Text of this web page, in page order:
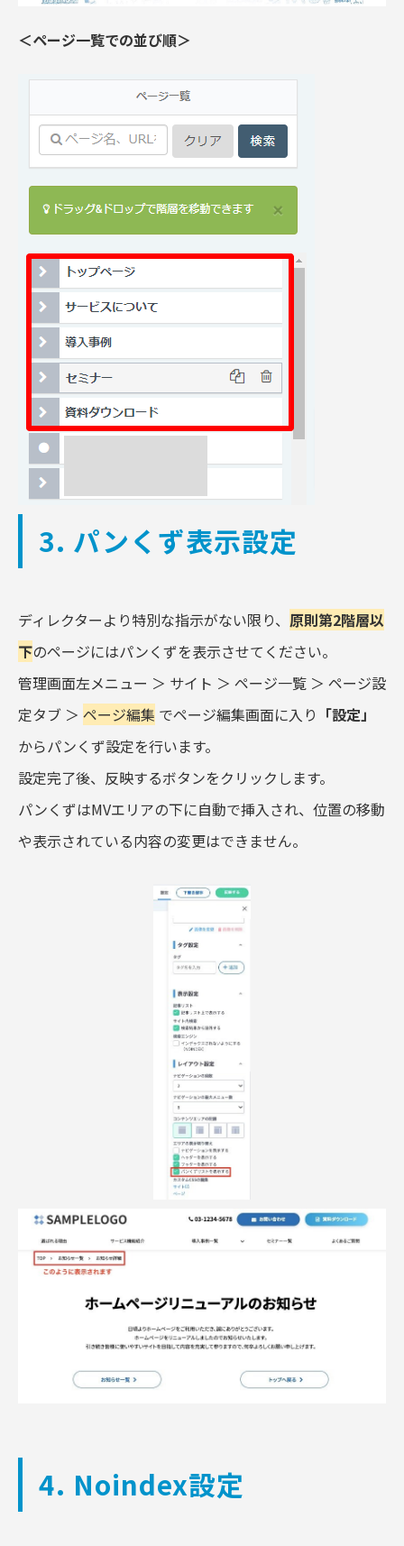
＜ページ一覧での並び順＞
3. パンくず表示設定
ディレクターより特別な指示がない限り、 原則第2階層以
下のページにはパンくずを表示させてください。
管理画面左メニュー ＞ サイト ＞ ページ一覧 ＞ ページ設
定タブ ＞ ページ編集 でページ編集画面に入り 「設定」
からパンくず設定を行います。
設定完了後、反映するボタンをクリックします。
パンくずはMVエリアの下に自動で挿入され、位置の移動
や表示されている内容の変更はできません。
4. Noindex設定